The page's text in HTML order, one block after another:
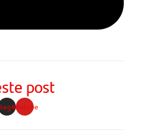
post
Youtube